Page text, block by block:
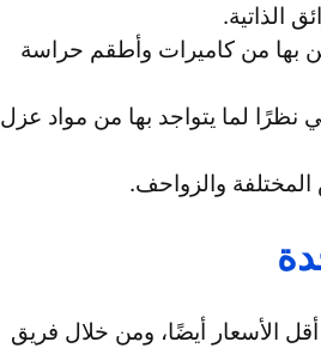
الذاتية.
بها من كاميرات وأطقم حراسة
لما يتواجد بها من مواد عزل
والزواحف.
الأسعار أيضًا، ومن خلال فريق